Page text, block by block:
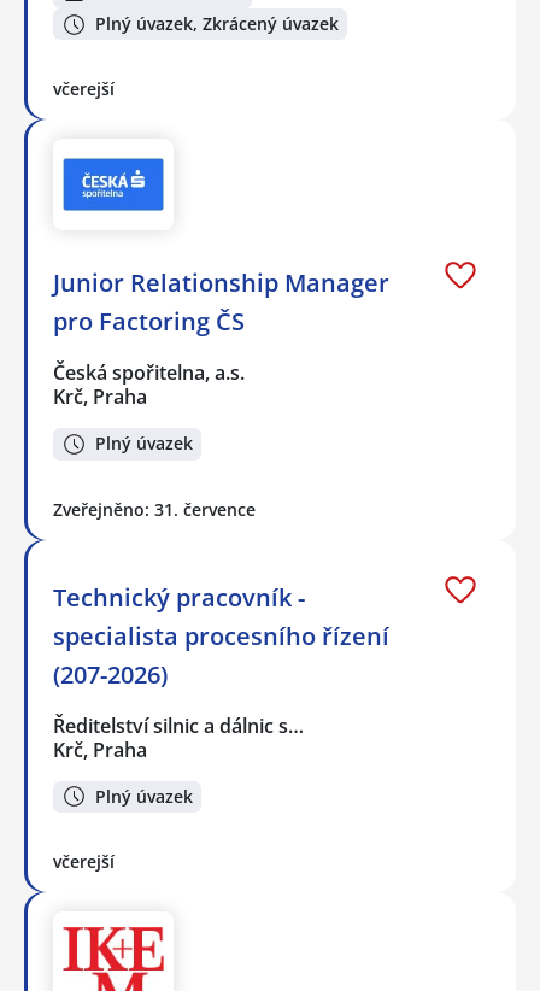
Plný úvazek, Zkrácený úvazek
včerejší
Junior Relationship Manager
pro Factoring ČS
Česká spořitelna, a.s.
Krč, Praha
Plný úvazek
Zveřejněno: 31. července
Technický pracovník -
specialista procesního řízení
(207-2026)
Ředitelství silnic a dálnic s…
Krč, Praha
Plný úvazek
včerejší